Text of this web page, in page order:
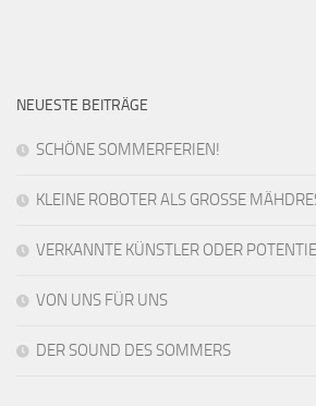
NEUESTE BEITRÄGE
SCHÖNE SOMMERFERIEN!
KLEINE ROBOTER ALS GROSSE
VERKANNTE KÜNSTLER ODER
VON UNS FÜR UNS
DER SOUND DES SOMMERS